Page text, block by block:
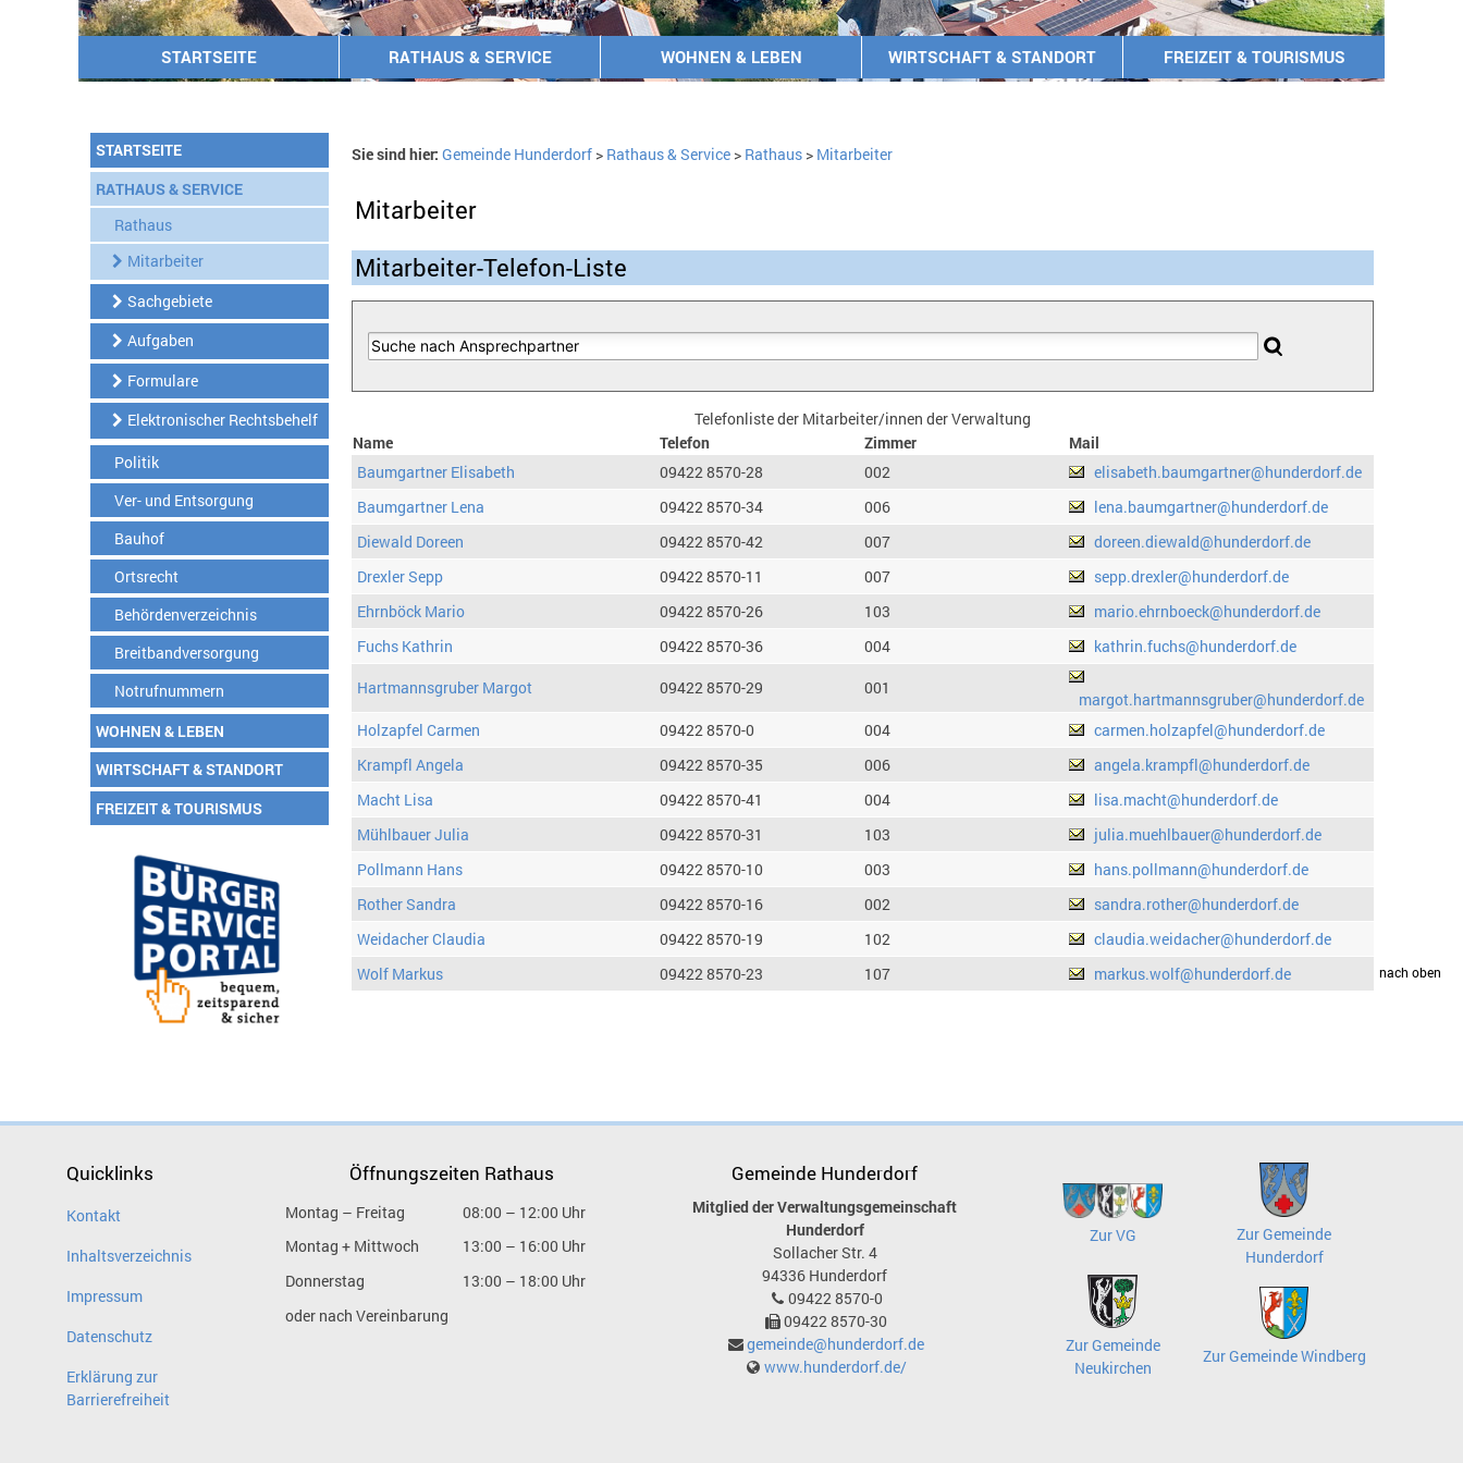
STARTSEITE RATHAUS & SERVICE WOHNEN & LEBEN WIRTSCHAFT & STANDORT FREIZEIT & TOURISMUS
STARTSEITE
RATHAUS & SERVICE
Rathaus
Mitarbeiter
Sachgebiete
Aufgaben
Formulare
Elektronischer Rechtsbehelf
Politik
Ver- und Entsorgung
Bauhof
Ortsrecht
Behördenverzeichnis
Breitbandversorgung
Notrufnummern
WOHNEN & LEBEN
WIRTSCHAFT & STANDORT
FREIZEIT & TOURISMUS
Sie sind hier: Gemeinde Hunderdorf> Rathaus & Service> Rathaus> Mitarbeiter
Mitarbeiter
Mitarbeiter-Telefon-Liste
Telefonliste der Mitarbeiter/innen der Verwaltung
Name
Telefon Zimmer
Mail
Baumgartner Elisabeth
09422 8570-28 002
elisabeth.baumgartner@hunderdorf.de
Baumgartner Lena
09422 8570-34 006
lena.baumgartner@hunderdorf.de
Diewald Doreen
09422 8570-42 007
doreen.diewald@hunderdorf.de
Drexler Sepp
09422 8570-11 007
sepp.drexler@hunderdorf.de
Ehrnböck Mario
09422 8570-26 103
mario.ehrnboeck@hunderdorf.de
Fuchs Kathrin
09422 8570-36 004
kathrin.fuchs@hunderdorf.de
Hartmannsgruber Margot
09422 8570-29 001
margot.hartmannsgruber@hunderdorf.de
Holzapfel Carmen
09422 8570-0 004
carmen.holzapfel@hunderdorf.de
Krampfl Angela
09422 8570-35 006
angela.krampfl@hunderdorf.de
Macht Lisa
09422 8570-41 004
lisa.macht@hunderdorf.de
Mühlbauer Julia
09422 8570-31 103
julia.muehlbauer@hunderdorf.de
Pollmann Hans
09422 8570-10 003
hans.pollmann@hunderdorf.de
Rother Sandra
09422 8570-16 002
sandra.rother@hunderdorf.de
Weidacher Claudia
09422 8570-19 102
claudia.weidacher@hunderdorf.de
Wolf Markus
09422 8570-23 107 markus.wolf@hunderdorf.dedrucken nach oben
Quicklinks
Kontakt
Inhaltsverzeichnis
Impressum
Datenschutz
Erklärung zur
Barrierefreiheit
Öffnungszeiten Rathaus
Montag – Freitag
08:00 – 12:00 Uhr
Montag + Mittwoch
13:00 – 16:00 Uhr
Donnerstag
13:00 – 18:00 Uhr
oder nach Vereinbarung
Gemeinde Hunderdorf
Mitglied der Verwaltungsgemeinschaft
Hunderdorf
Sollacher Str. 4
94336 Hunderdorf
09422 8570-0
09422 8570-30
gemeinde@hunderdorf.de
www.hunderdorf.de/
Zur VG
Zur Gemeinde
Hunderdorf
Zur Gemeinde
Neukirchen
Zur Gemeinde Windberg